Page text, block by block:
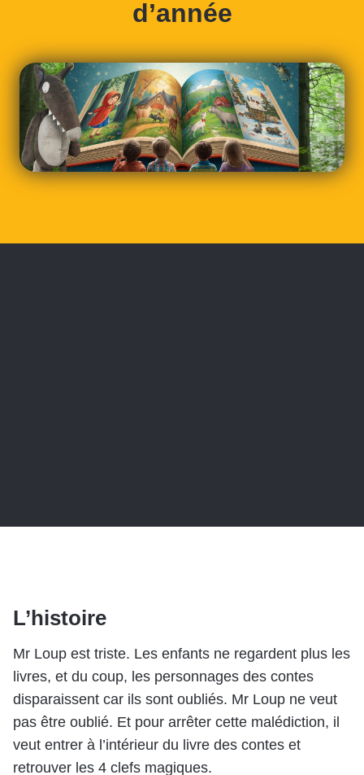
d’année
L’histoire
Mr Loup est triste. Les enfants ne regardent plus les
livres, et du coup, les personnages des contes
disparaissent car ils sont oubliés. Mr Loup ne veut
pas être oublié. Et pour arrêter cette malédiction, il
veut entrer à l’intérieur du livre des contes et
retrouver les 4 clefs magiques.